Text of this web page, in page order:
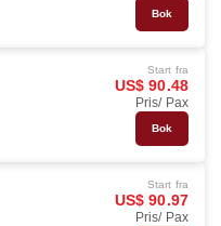
Bok
Start fra
US$ 90.48
Pris/ Pax
Bok
Start fra
US$ 90.97
Pris/ Pax